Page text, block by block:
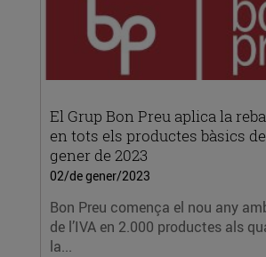
El Grup Bon Preu aplica la
en tots els productes bàsics
gener de 2023
02/de gener/2023
Bon Preu comença el nou any
de l’IVA en 2.000 productes als
la...